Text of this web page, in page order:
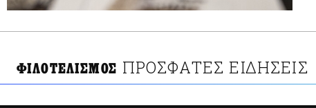
ΦΙΛΟΤΕΛΙΣΜΟΣ ΠΡΟΣΦΑΤΕΣ ΕΙΔΗΣΕΙΣ